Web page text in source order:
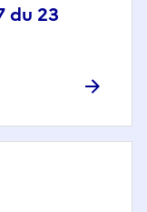
du 23